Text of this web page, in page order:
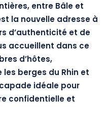
entre Bâle et
la nouvelle adresse à
d’authenticité et de
accueillent dans ce
d’hôtes,
berges du Rhin et
idéale pour
confidentielle et